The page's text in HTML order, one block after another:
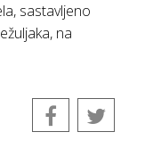
sastavljeno
na